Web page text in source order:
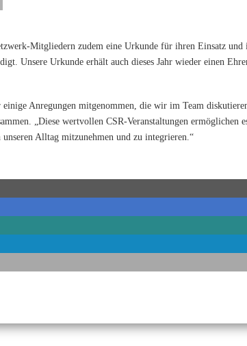
Mitgliedern zudem eine Urkunde für ihren Einsatz
Unsere Urkunde erhält auch dieses Jahr wieder einen
einige Anregungen mitgenommen, die wir im Team
„Diese wertvollen CSR-Veranstaltungen ermöglichen
Alltag mitzunehmen und zu integrieren.“